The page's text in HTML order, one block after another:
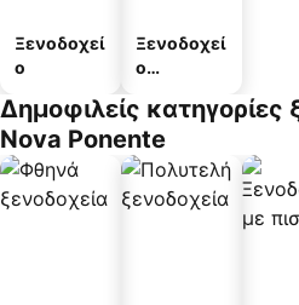
Ξενοδοχεί
ο
Ξενοδοχεί
ο
άτων
Δημοφιλείς κατηγορίες
Nova Ponente